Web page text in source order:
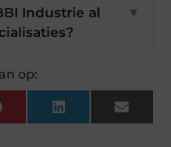
Industrie al
▼
op:
PinterestLinkedInEmail